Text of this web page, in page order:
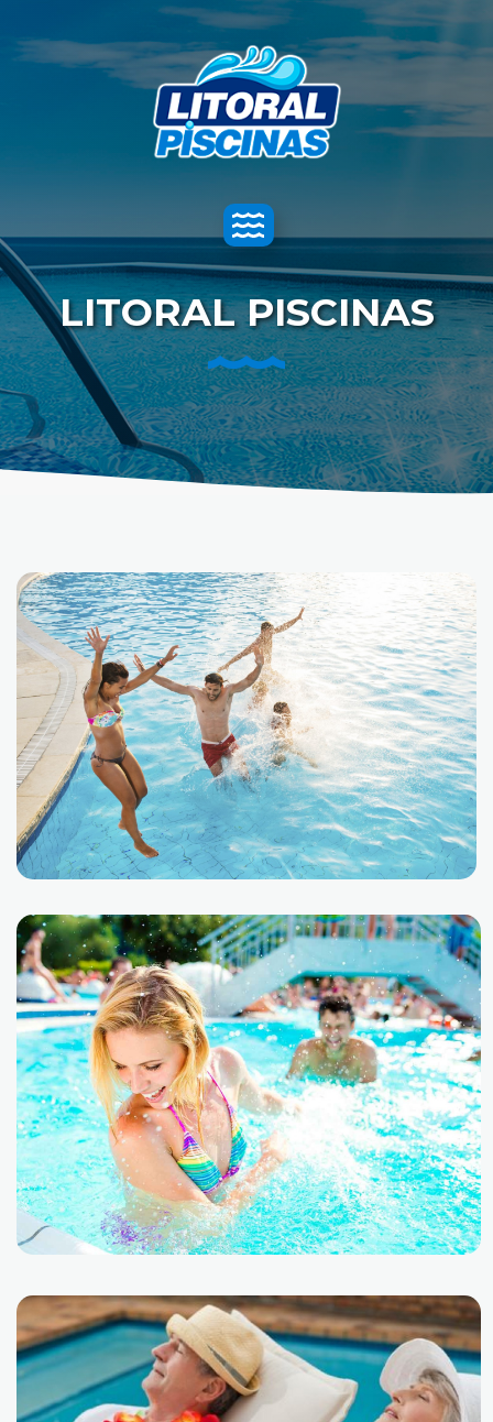
Toggle
navigation
LITORAL PISCINAS